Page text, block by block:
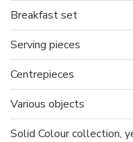
Breakfast set
Serving pieces
Centrepieces
Various objects
Solid Colour collection,